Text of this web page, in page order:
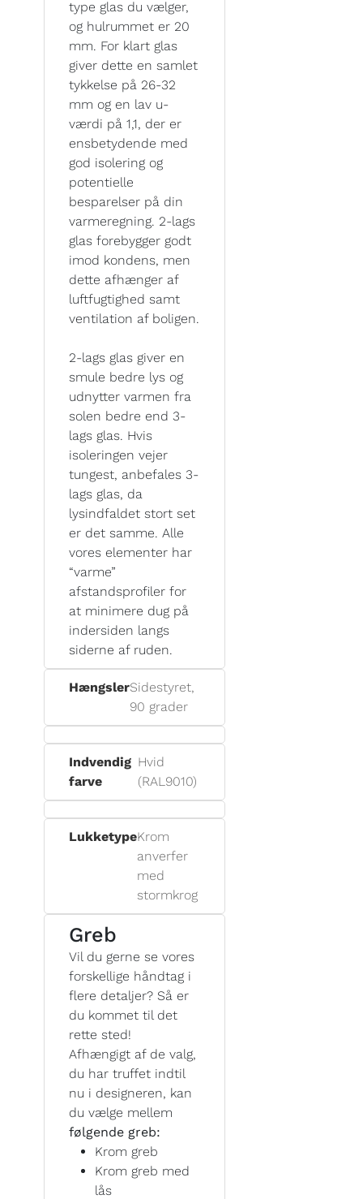
type glas du vælger,
og hulrummet er 20
mm. For klart glas
giver dette en samlet
tykkelse på 26-32
mm og en lav u-
værdi på 1,1, der er
ensbetydende med
god isolering og
potentielle
besparelser på din
varmeregning. 2-lags
glas forebygger godt
imod kondens, men
dette afhænger af
luftfugtighed samt
ventilation af boligen.
2-lags glas giver en
smule bedre lys og
udnytter varmen fra
solen bedre end 3-
lags glas. Hvis
isoleringen vejer
tungest, anbefales 3-
lags glas, da
lysindfaldet stort set
er det samme. Alle
vores elementer har
“varme”
afstandsprofiler for
at minimere dug på
indersiden langs
siderne af ruden.
HængslerSidestyret,
90 grader
Indvendig
farve
Hvid
(RAL9010)
LukketypeKrom
anverfer
med
stormkrog
Greb
Vil du gerne se vores
forskellige håndtag i
flere detaljer? Så er
du kommet til det
rette sted!
Afhængigt af de valg,
du har truffet indtil
nu i designeren, kan
du vælge mellem
følgende greb:
Krom greb
Krom greb med
lås